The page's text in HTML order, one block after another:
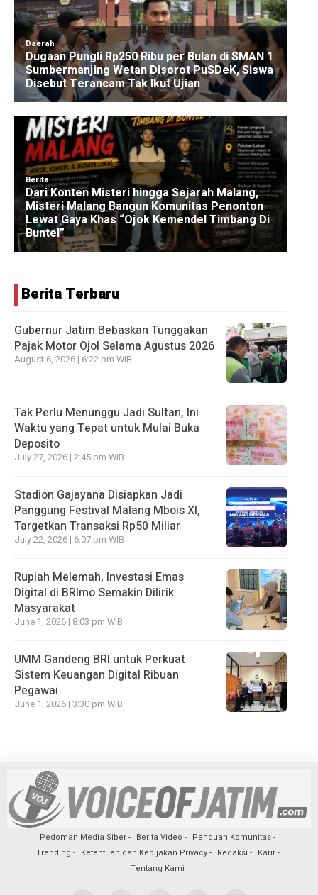
Berita Terbaru
Gubernur Jatim Bebaskan Tunggakan
Pajak Motor Ojol Selama Agustus 2026
August 6, 2026 | 6:22 pm WIB
Tak Perlu Menunggu Jadi Sultan, Ini
Waktu yang Tepat untuk Mulai Buka
Deposito
July 27, 2026 | 2:45 pm WIB
Stadion Gajayana Disiapkan Jadi
Panggung Festival Malang Mbois XI,
Targetkan Transaksi Rp50 Miliar
July 22, 2026 | 6:07 pm WIB
Rupiah Melemah, Investasi Emas
Digital di BRImo Semakin Dilirik
Masyarakat
June 1, 2026 | 8:03 pm WIB
UMM Gandeng BRI untuk Perkuat
Sistem Keuangan Digital Ribuan
Pegawai
June 1, 2026 | 3:30 pm WIB
Pedoman Media Siber Berita Video
Panduan Komunitas
Trending
Ketentuan dan Kebijakan Privacy Redaksi
Karir
Tentang Kami